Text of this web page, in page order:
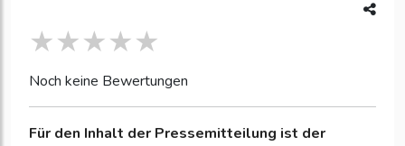
Noch keine Bewertungen
Für den Inhalt der Pressemitteilung ist der